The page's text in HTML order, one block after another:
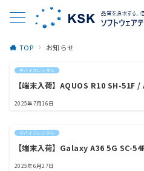
TOP お知らせ
デバイスレンタル
【端末入荷】AQUOS R10 SH-51F /
2025年7月16日
デバイスレンタル
【端末入荷】Galaxy A36 5G SC-
2025年6月27日